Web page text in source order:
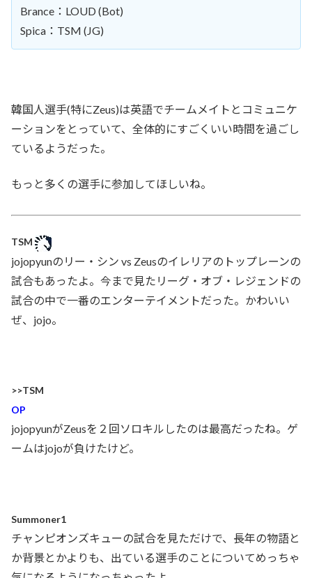
Brance：LOUD (Bot)
Spica：TSM (JG)
韓国人選手(特にZeus)は英語でチームメイトとコミュニケ
ーションをとっていて、全体的にすごくいい時間を過ごし
ているようだった。
もっと多くの選手に参加してほしいね。
TSM
jojopyunのリー・シン vs Zeusのイレリアのトップレーンの
試合もあったよ。今まで見たリーグ・オブ・レジェンドの
試合の中で一番のエンターテイメントだった。かわいい
ぜ、jojo。
>>TSM
OP
jojopyunがZeusを２回ソロキルしたのは最高だったね。ゲ
ームはjojoが負けたけど。
Summoner1
チャンピオンズキューの試合を見ただけで、長年の物語と
か背景とかよりも、出ている選手のことについてめっちゃ